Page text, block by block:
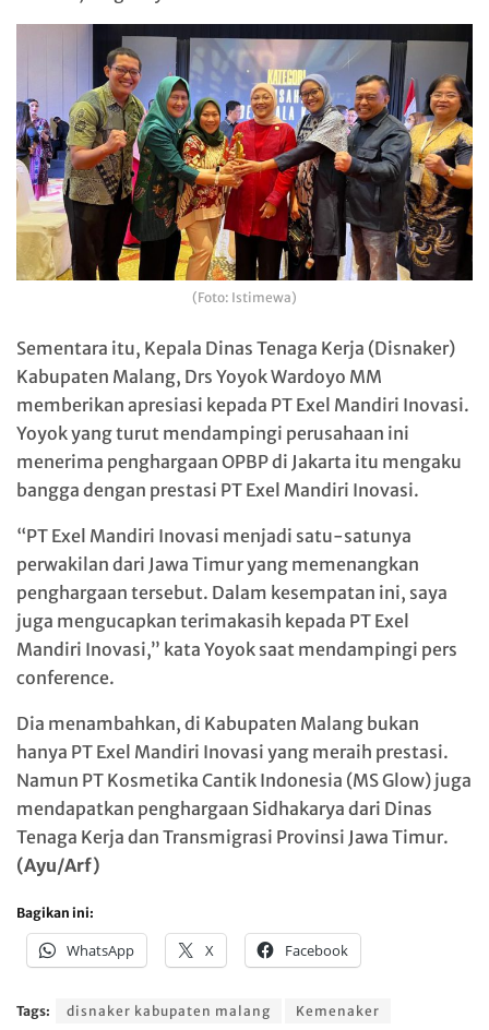
(Foto: Istimewa)
Sementara itu, Kepala Dinas Tenaga Kerja (Disnaker)
Kabupaten Malang, Drs Yoyok Wardoyo MM
memberikan apresiasi kepada PT Exel Mandiri Inovasi.
Yoyok yang turut mendampingi perusahaan ini
menerima penghargaan OPBP di Jakarta itu mengaku
bangga dengan prestasi PT Exel Mandiri Inovasi.
“PT Exel Mandiri Inovasi menjadi satu-satunya
perwakilan dari Jawa Timur yang memenangkan
penghargaan tersebut. Dalam kesempatan ini, saya
juga mengucapkan terimakasih kepada PT Exel
Mandiri Inovasi,” kata Yoyok saat mendampingi pers
conference.
Dia menambahkan, di Kabupaten Malang bukan
hanya PT Exel Mandiri Inovasi yang meraih prestasi.
Namun PT Kosmetika Cantik Indonesia (MS Glow) juga
mendapatkan penghargaan Sidhakarya dari Dinas
Tenaga Kerja dan Transmigrasi Provinsi Jawa Timur.
(Ayu/Arf)
Bagikan ini:
WhatsApp X Facebook
Tags: disnaker kabupaten malang
Kemenaker